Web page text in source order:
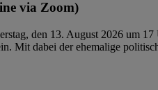
via Zoom)
den 13. August 2026 um
Mit dabei der ehemalige